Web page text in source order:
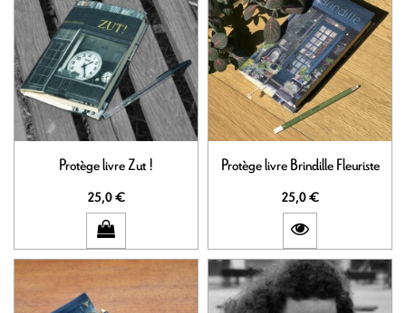
Protège livre Zut !
25,0 €
Protège livre Brindille Fleuriste
25,0 €